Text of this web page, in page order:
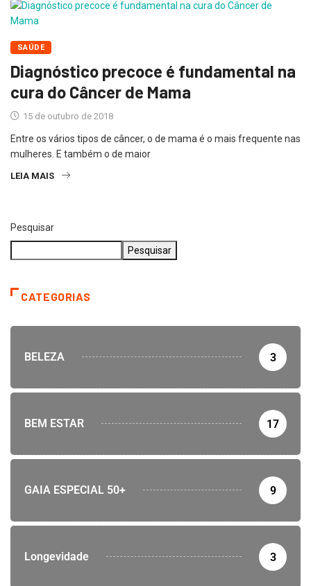
SAÚDE
Diagnóstico precoce é fundamental na
cura do Câncer de Mama
15 de outubro de 2018
Entre os vários tipos de câncer, o de mama é o mais frequente nas
mulheres. E também o de maior
LEIA MAIS
Pesquisar
Pesquisar
CATEGORIAS
BELEZA 3
BEM ESTAR 17
GAIA ESPECIAL 50+ 9
Longevidade 3